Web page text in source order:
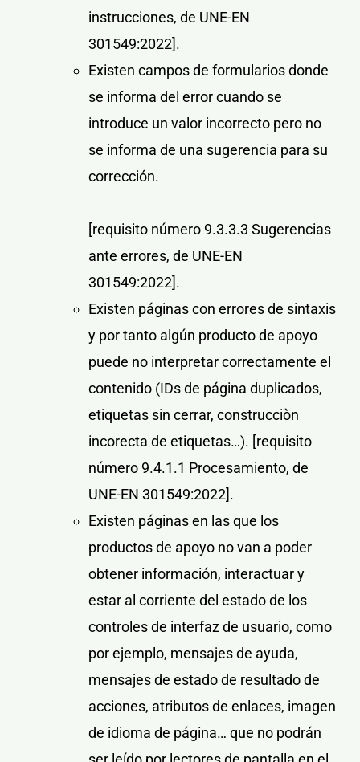
instrucciones, de UNE-EN
301549:2022].
Existen campos de formularios donde
se informa del error cuando se
introduce un valor incorrecto pero no
se informa de una sugerencia para su
corrección.
[requisito número 9.3.3.3 Sugerencias
ante errores, de UNE-EN
301549:2022].
Existen páginas con errores de sintaxis
y por tanto algún producto de apoyo
puede no interpretar correctamente el
contenido (IDs de página duplicados,
etiquetas sin cerrar, construcciòn
incorecta de etiquetas…). [requisito
número 9.4.1.1 Procesamiento, de
UNE-EN 301549:2022].
Existen páginas en las que los
productos de apoyo no van a poder
obtener información, interactuar y
estar al corriente del estado de los
controles de interfaz de usuario, como
por ejemplo, mensajes de ayuda,
mensajes de estado de resultado de
acciones, atributos de enlaces, imagen
de idioma de página… que no podrán